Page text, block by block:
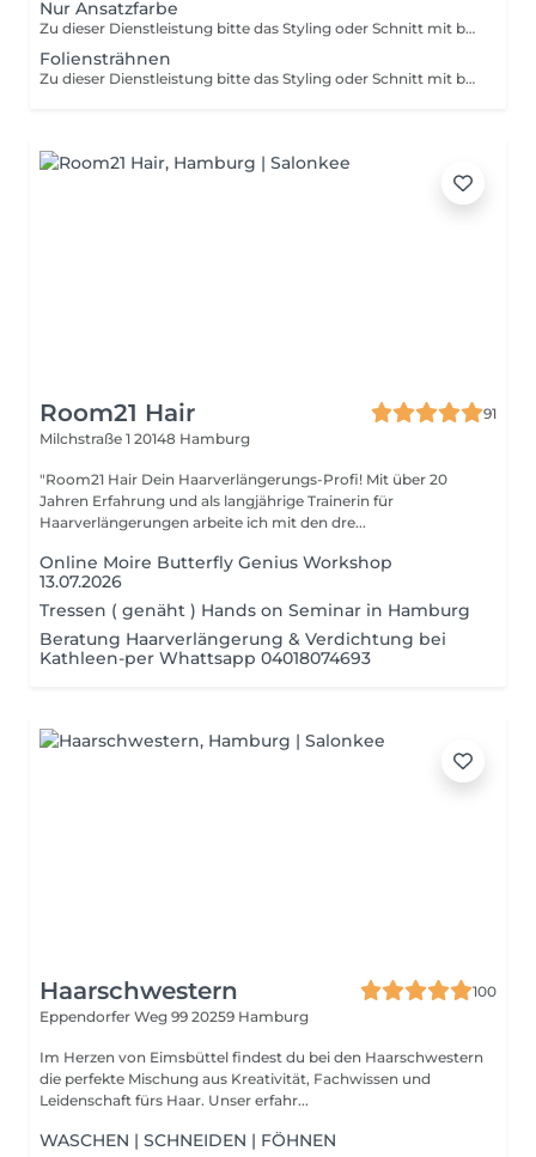
Nur Ansatzfarbe
Zu dieser Dienstleistung bitte das Styling oder Schnitt mit buchen
Foliensträhnen
Zu dieser Dienstleistung bitte das Styling oder Schnitt mit buchen
Room21 Hair
91
Milchstraße 1 20148 Hamburg
"Room21 Hair Dein Haarverlängerungs-Profi! Mit über 20
Jahren Erfahrung und als langjährige Trainerin für
Haarverlängerungen arbeite ich mit den dre...
Online Moire Butterfly Genius Workshop
13.07.2026
Tressen ( genäht ) Hands on Seminar in Hamburg
Beratung Haarverlängerung & Verdichtung bei
Kathleen-per Whattsapp 04018074693
Haarschwestern
100
Eppendorfer Weg 99 20259 Hamburg
Im Herzen von Eimsbüttel findest du bei den Haarschwestern
die perfekte Mischung aus Kreativität, Fachwissen und
Leidenschaft fürs Haar. Unser erfahr...
WASCHEN | SCHNEIDEN | FÖHNEN